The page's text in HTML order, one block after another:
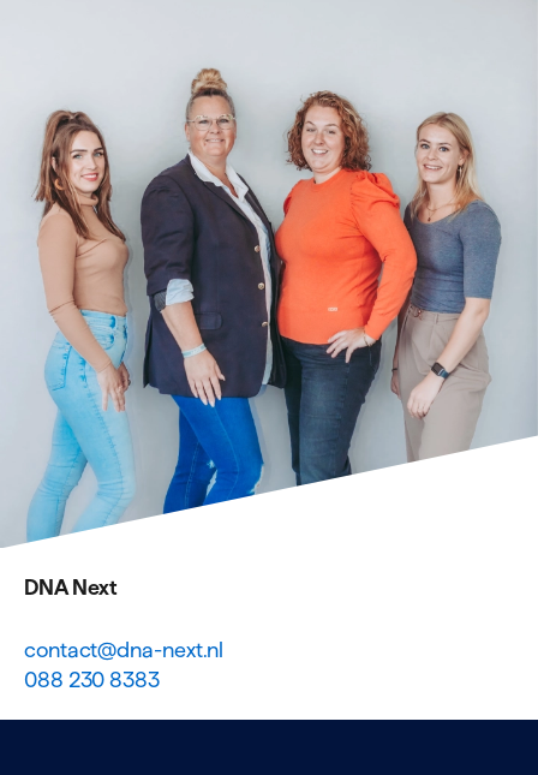
DNA Next
contact@dna-next.nl
088 230 8383